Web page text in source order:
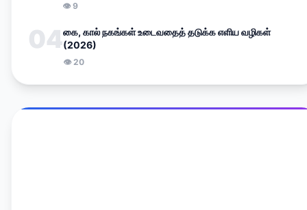
👁9
04கை, கால் நகங்கள் உடைவதைத் தடுக்க எளிய வழிகள்
(2026)
👁20